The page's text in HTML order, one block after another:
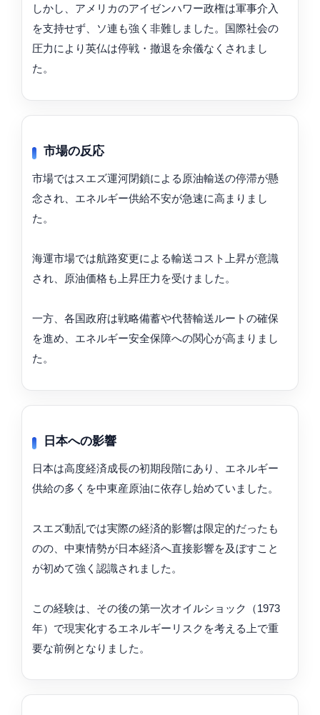
しかし、アメリカのアイゼンハワー政権は軍事介入
を支持せず、ソ連も強く非難しました。国際社会の
圧力により英仏は停戦・撤退を余儀なくされまし
た。
市場の反応
市場ではスエズ運河閉鎖による原油輸送の停滞が懸
念され、エネルギー供給不安が急速に高まりまし
た。
海運市場では航路変更による輸送コスト上昇が意識
され、原油価格も上昇圧力を受けました。
一方、各国政府は戦略備蓄や代替輸送ルートの確保
を進め、エネルギー安全保障への関心が高まりまし
た。
日本への影響
日本は高度経済成長の初期段階にあり、エネルギー
供給の多くを中東産原油に依存し始めていました。
スエズ動乱では実際の経済的影響は限定的だったも
のの、中東情勢が日本経済へ直接影響を及ぼすこと
が初めて強く認識されました。
この経験は、その後の第一次オイルショック（1973
年）で現実化するエネルギーリスクを考える上で重
要な前例となりました。